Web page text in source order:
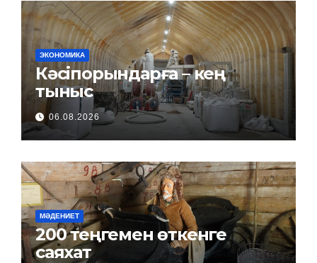
ЭКОНОМИКА
Кәсіпорындарға – кең
тыныс
06.08.2026
МӘДЕНИЕТ
200 теңгемен өткенге
саяхат